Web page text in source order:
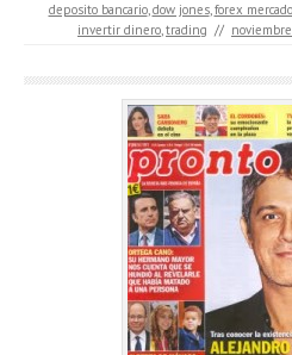
deposito bancario,dow jones,forex
invertir dinero,trading //